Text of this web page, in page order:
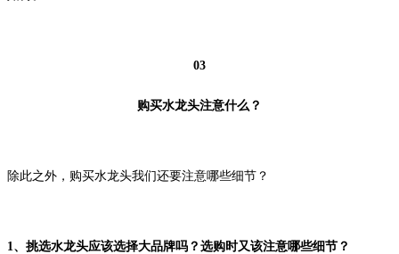
03
购买水龙头注意什么？
除此之外，购买水龙头我们还要注意哪些细节？
1、挑选水龙头应该选择大品牌吗？选购时又该注意哪些细节？